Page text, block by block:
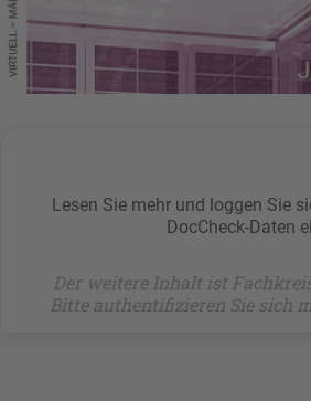
Lesen Sie mehr und loggen Sie
DocCheck-Daten
Der weitere Inhalt ist
Bitte authentifizieren Sie sich